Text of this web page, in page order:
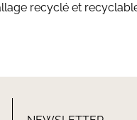
recyclé et